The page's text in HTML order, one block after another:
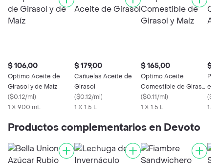
$ 106,00
Optimo Aceite de
Girasol y de Maíz
($0.12/ml)
1 X 900 mL
$ 179,00
Cañuelas Aceite de
Girasol
($0.12/ml)
1 X 1.5 L
$ 165,00
Optimo Aceite
Comestible de Girasol
y Maíz
($0.11/ml)
1 X 1.5 L
$
en
(
170
Productos complementarios en Devoto